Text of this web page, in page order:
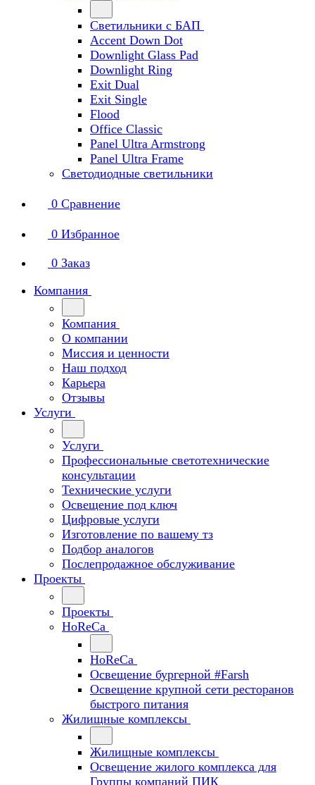
Светильники с БАП
Accent Down Dot
Downlight Glass Pad
Downlight Ring
Exit Dual
Exit Single
Flood
Office Classic
Panel Ultra Armstrong
Panel Ultra Frame
Светодиодные светильники
0 Сравнение
0 Избранное
0 Заказ
Компания
Компания
О компании
Миссия и ценности
Наш подход
Карьера
Отзывы
Услуги
Услуги
Профессиональные светотехнические
консультации
Технические услуги
Освещение под ключ
Цифровые услуги
Изготовление по вашему тз
Подбор аналогов
Послепродажное обслуживание
Проекты
Проекты
HoReCa
HoReCa
Освещение бургерной #Farsh
Освещение крупной сети ресторанов
быстрого питания
Жилищные комплексы
Жилищные комплексы
Освещение жилого комплекса для
Группы компаний ПИК